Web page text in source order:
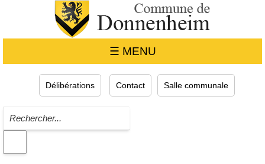
☰ MENU
Délibérations Contact Salle communale